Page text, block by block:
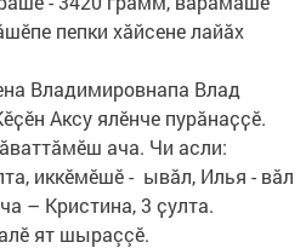
пепки хӑйсене лайӑх
Владимировнапа Влад
Аксу ялӗнче пурӑнаҫҫӗ.
ача. Чи асли:
иккӗмӗшĕ - ывӑл, Илья - вăл
– Кристина, 3 ҫулта.
ят шыраççĕ.